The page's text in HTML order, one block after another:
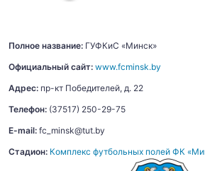
Полное название: ГУФКиС «Минск»
Официальный сайт: www.fcminsk.by
Адрес: пр-кт Победителей, д. 22
Телефон: (37517) 250-29-75
E-mail: fc_minsk@tut.by
Стадион: Комплекс футбольных полей ФК